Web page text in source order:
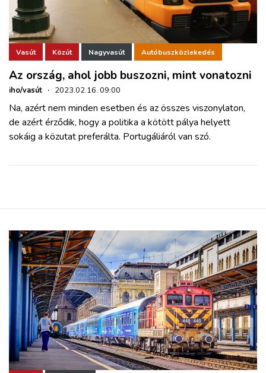
ELLÁTÁSI LÁNC
ZÖLDÚT
HAJÓZÁS
BLOG
BELÉPÉS
REGISZTRÁCIÓ
Vasút Közút Nagyvasút Autóbuszközlekedés
Az ország, ahol jobb buszozni, mint vonatozni
iho/vasút · 2023.02.16. 09:00
Na, azért nem minden esetben és az összes viszonylaton,
de azért érződik, hogy a politika a kötött pálya helyett
sokáig a közutat preferálta. Portugáliáról van szó.